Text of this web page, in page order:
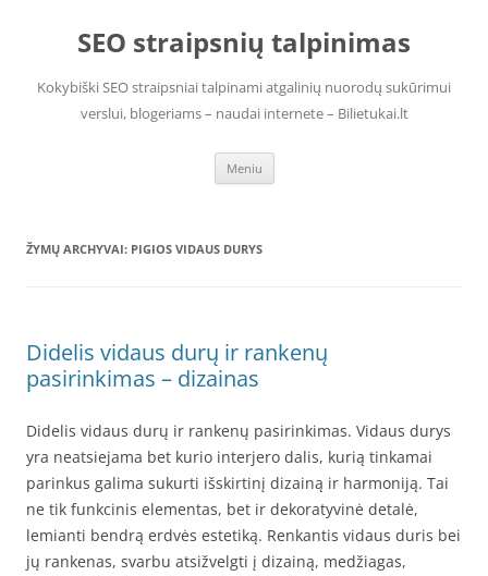
SEO straipsnių talpinimas
Kokybiški SEO straipsniai talpinami atgalinių nuorodų sukūrimui
verslui, blogeriams – naudai internete – Bilietukai.lt
Meniu
ŽYMŲ ARCHYVAI: PIGIOS VIDAUS DURYS
Didelis vidaus durų ir rankenų
pasirinkimas – dizainas
Didelis vidaus durų ir rankenų pasirinkimas. Vidaus durys
yra neatsiejama bet kurio interjero dalis, kurią tinkamai
parinkus galima sukurti išskirtinį dizainą ir harmoniją. Tai
ne tik funkcinis elementas, bet ir dekoratyvinė detalė,
lemianti bendrą erdvės estetiką. Renkantis vidaus duris bei
jų rankenas, svarbu atsižvelgti į dizainą, medžiagas,